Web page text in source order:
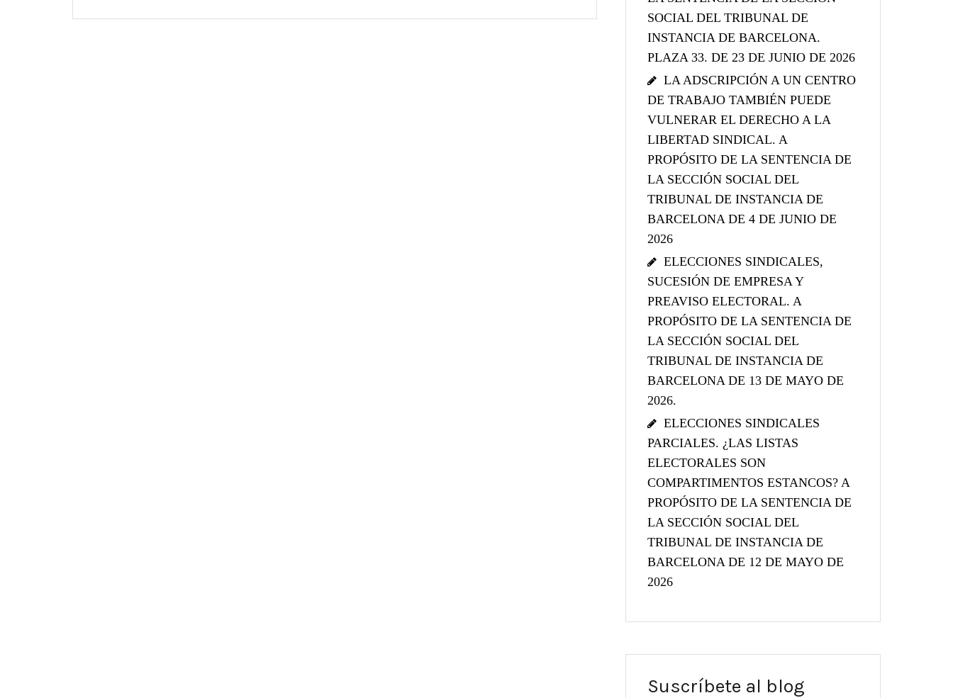
SOCIAL DEL TRIBUNAL DE
INSTANCIA DE BARCELONA.
PLAZA 33. DE 23 DE JUNIO DE 2026
LA ADSCRIPCIÓN A UN CENTRO
DE TRABAJO TAMBIÉN PUEDE
VULNERAR EL DERECHO A LA
LIBERTAD SINDICAL. A
PROPÓSITO DE LA SENTENCIA DE
LA SECCIÓN SOCIAL DEL
TRIBUNAL DE INSTANCIA DE
BARCELONA DE 4 DE JUNIO DE
2026
ELECCIONES SINDICALES,
SUCESIÓN DE EMPRESA Y
PREAVISO ELECTORAL. A
PROPÓSITO DE LA SENTENCIA DE
LA SECCIÓN SOCIAL DEL
TRIBUNAL DE INSTANCIA DE
BARCELONA DE 13 DE MAYO DE
2026.
ELECCIONES SINDICALES
PARCIALES. ¿LAS LISTAS
ELECTORALES SON
COMPARTIMENTOS ESTANCOS? A
PROPÓSITO DE LA SENTENCIA DE
LA SECCIÓN SOCIAL DEL
TRIBUNAL DE INSTANCIA DE
BARCELONA DE 12 DE MAYO DE
2026
Suscríbete al blog